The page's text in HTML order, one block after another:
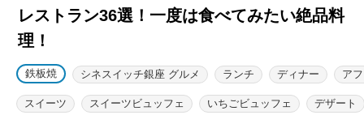
レストラン36選！ 一度は食べてみたい絶品料
理！
鉄板焼 シネスイッチ銀座 グルメ ランチ ディナー ア
スイーツ スイーツビュッフェ いちごビュッフェ デザート